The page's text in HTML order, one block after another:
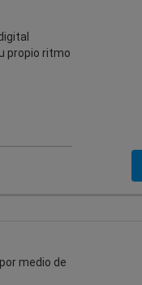
propio ritmo
medio de